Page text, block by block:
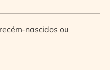
nascidos ou